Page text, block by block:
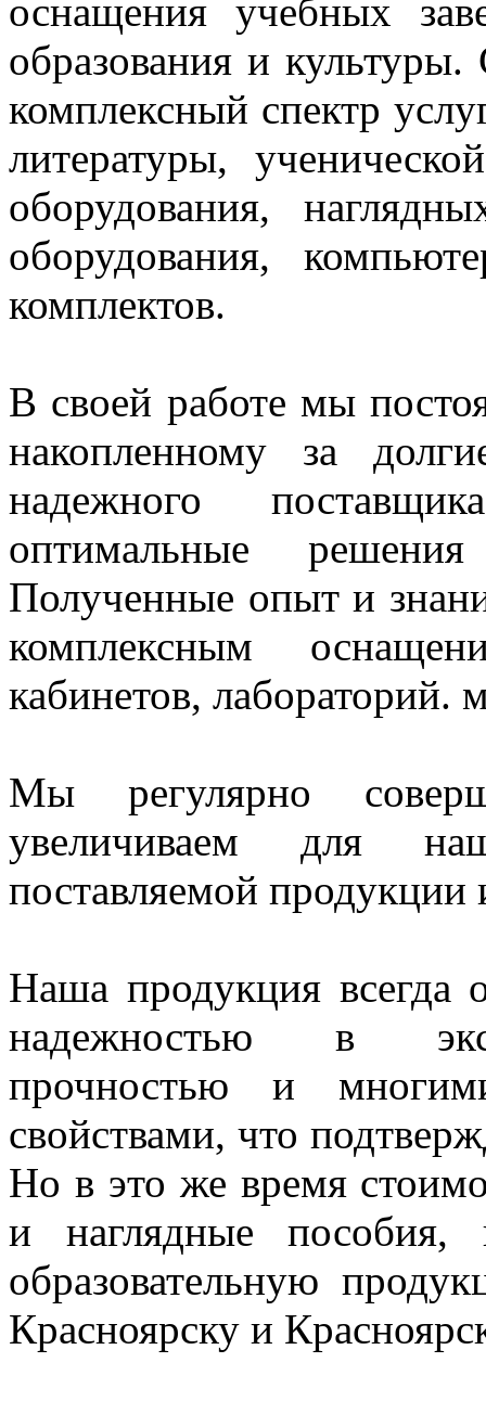
оснащения учебных
образования и
комплексный спектр
литературы,
оборудования,
оборудования,
комплектов.
В своей работе мы
накопленному за
надежного
оптимальные
Полученные опыт и
комплексным
кабинетов, лабораторий.
Мы регулярно
увеличиваем для
поставляемой продукции
Наша продукция всегда
надежностью в
прочностью и
свойствами, что
Но в это же время
и наглядные
образовательную
Красноярску и